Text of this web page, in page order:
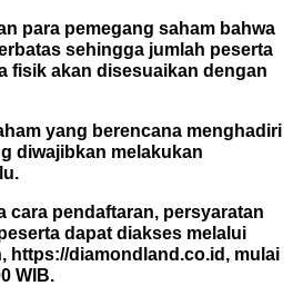
para pemegang saham bahwa
sehingga jumlah peserta
fisik akan disesuaikan dengan
yang berencana menghadiri
diwajibkan melakukan
cara pendaftaran, persyaratan
dapat diakses melalui
https://diamondland.co.id, mulai
WIB.